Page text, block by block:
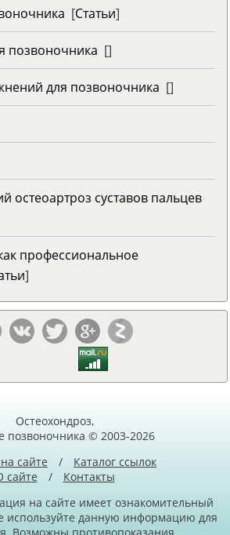
[Статьи]
позвоночника []
для позвоночника []
суставов пальцев
профессиональное
]
Остеохондроз,
позвоночника © 2003-2026
сайте
/
Каталог ссылок
сайте
/
Контакты
на сайте имеет ознакомительный
используйте данную информацию для
Возможны противопоказания.